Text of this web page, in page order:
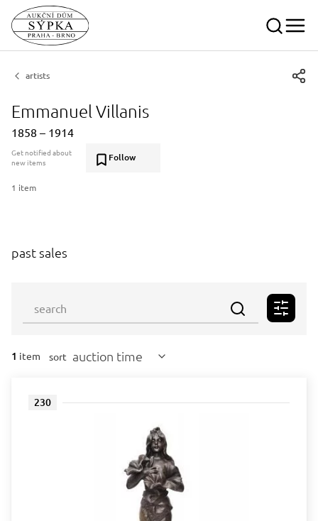
artists
Emmanuel Villanis
1858 – 1914
Get notified about
new items
Follow
1 item
past sales
1 item sort auction time
230